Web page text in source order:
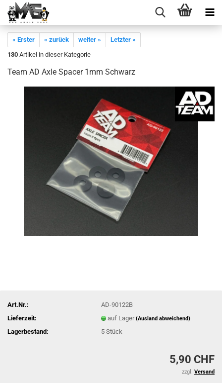
« Erster « zurück weiter »
Letzter »
130 Artikel in dieser Kategorie
Team AD Axle Spacer 1mm Schwarz
Art.Nr.:
AD-90122B
Lieferzeit:
auf Lager(Ausland abweichend)
Lagerbestand: 5Stück
5,90 CHF
zzgl. Versand